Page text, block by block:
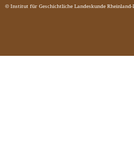
© Institut für Geschichtliche Landeskunde Rheinland-